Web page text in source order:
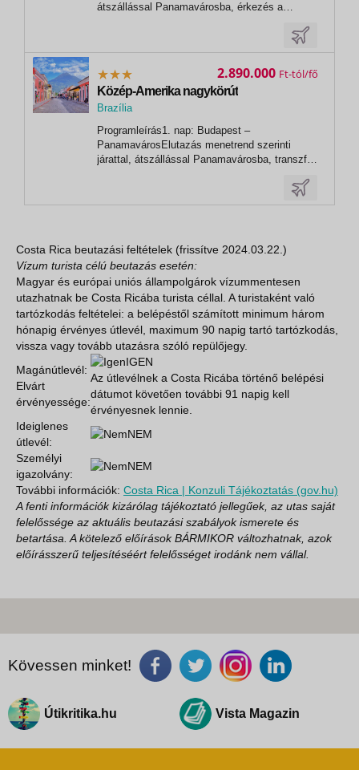
átszállással Panamavárosba, érkezés a
Panamavárosban (3 éj).Tervezett szállás: Gran
Evenia PanamáEllátás: vacsora2. nap:
világ egyik leghíresebb mérnöki...
Közép-Amerika nagykörút
Brazília
Programleírás1. nap: Budapest –
PanamavárosElutazás menetrend szerinti
járattal, átszállással Panamavárosba, transzfer
éj).2. nap: Panama-csatornaReggeli után egész
napos kirándulás a Panama-csatornához, hogy
2.890.000 Ft
Costa Rica beutazási feltételek (frissítve 2024.03.22.)
Vízum turista célú beutazás esetén:
Magyar és európai uniós állampolgárok vízummentesen
utazhatnak be Costa Ricába turista céllal. A turistaként való
tartózkodás feltételei: a belépéstől számított minimum három
hónapig érvényes útlevél, maximum 90 napig tartó tartózkodás,
vissza vagy tovább utazásra szóló repülőjegy.
Magánútlevél:
Elvárt
érvényessége:
IGEN
Az útlevélnek a Costa Ricába történő belépési
dátumot követően további 91 napig kell
érvényesnek lennie.
Ideiglenes
útlevél:
NEM
Személyi
igazolvány:
NEM
További információk: Costa Rica | Konzuli Tájékoztatás (gov.hu)
A fenti információk kizárólag tájékoztató jellegűek, az utas saját
felelőssége az aktuális beutazási szabályok ismerete és
betartása. A kötelező előírások BÁRMIKOR változhatnak, azok
előírásszerű teljesítéséért felelősséget irodánk nem vállal.
Kövessen minket!
Útikritika.hu Vista Magazin